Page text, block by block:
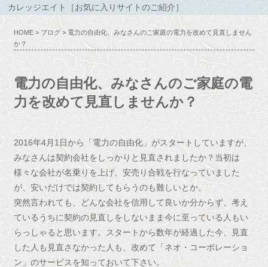
カレッジエイト［お気に入りサイトのご紹介］
HOME > ブログ > 電力の自由化、みなさんのご家庭の電力を改めて見直しません
か？
電力の自由化、みなさんのご家庭の電
力を改めて見直しませんか？
2016年4月1日から「電力の自由化」がスタートしていますが、
みなさんは契約会社をしっかりと見直されましたか？当初は
様々な会社が名乗りを上げ、安売り合戦を行なっていました
が、安いだけでは契約してもらうのも難しいとか。
突然言われても、どんな会社を信用して良いか分からず、考え
ているうちに契約の見直しをしないまま今に至っている人もい
らっしゃると思います。スタートから数年が経過した今、見直
した人も見直さなかった人も、改めて「ネオ・コーポレーショ
ン」のサービスを知っておいて下さい。